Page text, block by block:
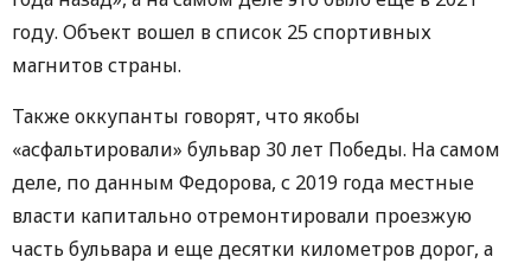
году. Объект вошел в список 25 спортивных
магнитов страны.
Также оккупанты говорят, что якобы
«асфальтировали» бульвар 30 лет Победы. На самом
деле, по данным Федорова, с 2019 года местные
власти капитально отремонтировали проезжую
часть бульвара и еще десятки километров дорог, а